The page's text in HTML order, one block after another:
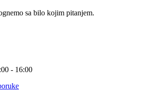
sa bilo kojim pitanjem.
- 16:00